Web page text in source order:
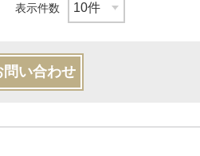
表示件数
問い合わせ